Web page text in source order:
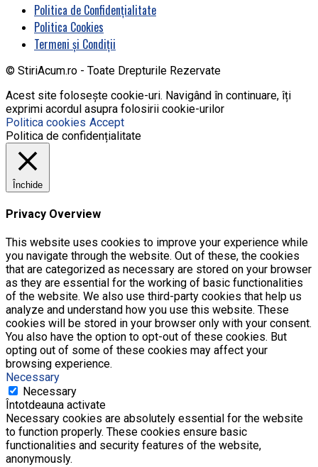
Politica de Confidențialitate
Politica Cookies
Termeni și Condiții
© StiriAcum.ro - Toate Drepturile Rezervate
Acest site folosește cookie-uri. Navigând în continuare, îți
exprimi acordul asupra folosirii cookie-urilor
Politica cookies Accept
Politica de confidențialitate
Închide
Privacy Overview
This website uses cookies to improve your experience while
you navigate through the website. Out of these, the cookies
that are categorized as necessary are stored on your browser
as they are essential for the working of basic functionalities
of the website. We also use third-party cookies that help us
analyze and understand how you use this website. These
cookies will be stored in your browser only with your consent.
You also have the option to opt-out of these cookies. But
opting out of some of these cookies may affect your
browsing experience.
Necessary
Necessary
Întotdeauna activate
Necessary cookies are absolutely essential for the website
to function properly. These cookies ensure basic
functionalities and security features of the website,
anonymously.